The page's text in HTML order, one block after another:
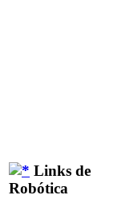
Links de
Robótica